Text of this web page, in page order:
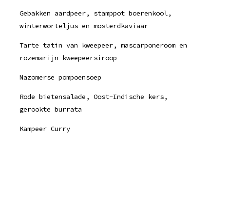
Gebakken aardpeer, stamppot boerenkool,
winterworteljus en mosterdkaviaar
Tarte tatin van kweepeer, mascarponeroom en
rozemarijn-kweepeersiroop
Nazomerse pompoensoep
Rode bietensalade, Oost-Indische kers,
gerookte burrata
Kampeer Curry